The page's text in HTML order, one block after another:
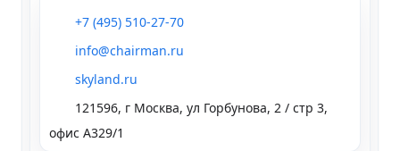
+7 (495) 510-27-70
info@chairman.ru
skyland.ru
121596, г Москва, ул Горбунова, 2 / стр 3,
офис А329/1